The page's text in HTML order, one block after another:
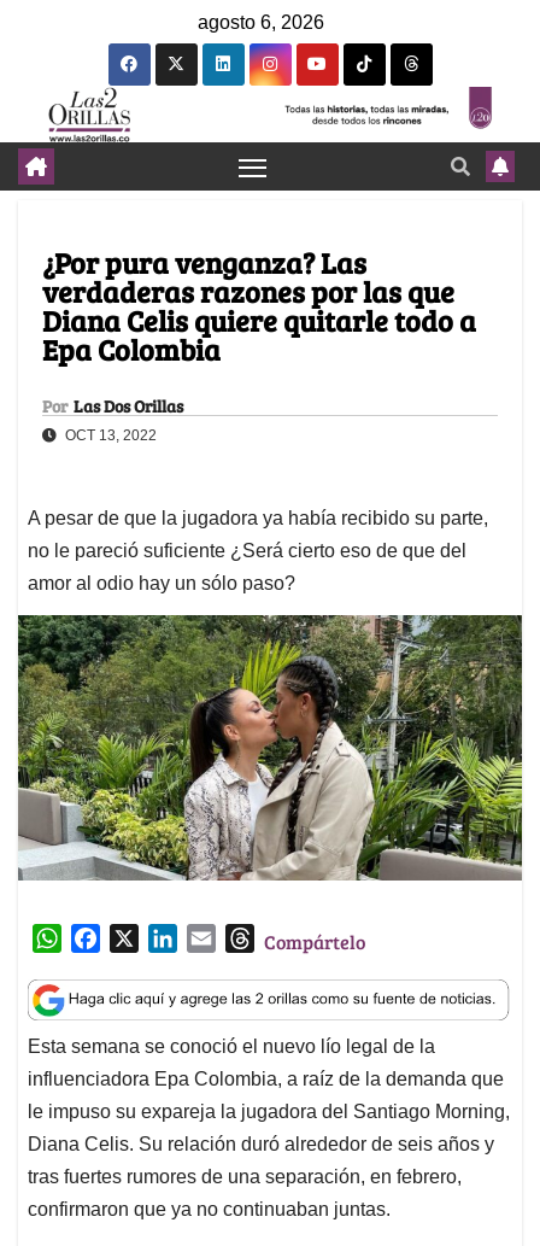
agosto 6, 2026
¿Por pura venganza? Las
verdaderas razones por las que
Diana Celis quiere quitarle todo a
Epa Colombia
Por Las Dos Orillas
OCT 13, 2022
A pesar de que la jugadora ya había recibido su parte,
no le pareció suficiente ¿Será cierto eso de que del
amor al odio hay un sólo paso?
W
a
t
s
A
p
p
c
e
b
o
o
k
n
k
e
d
I
n
a
i
l
T
r
e
a
d
s
Compártelo
Esta semana se conoció el nuevo lío legal de la
influenciadora Epa Colombia, a raíz de la demanda que
le impuso su expareja la jugadora del Santiago Morning,
Diana Celis. Su relación duró alrededor de seis años y
tras fuertes rumores de una separación, en febrero,
confirmaron que ya no continuaban juntas.